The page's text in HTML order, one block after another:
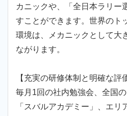
カニックや、「全日本ラリー
すことができます。世界のト
環境は、メカニックとして大
ながります。
【充実の研修体制と明確な評
毎月1回の社内勉強会、全国
「スバルアカデミー」、エ